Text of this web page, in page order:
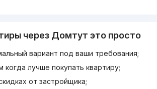
через Домтут это просто
вариант под ваши требования;
когда лучше покупать квартиру;
от застройщика;